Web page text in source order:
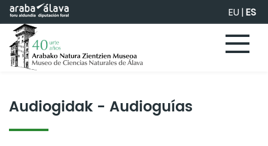
Saltar al contenido principal EU|ES
Audiogidak - Audioguías